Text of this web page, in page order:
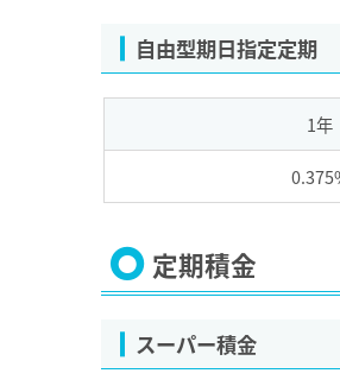
自由型期日指定定期
1年
定期積金
スーパー積金